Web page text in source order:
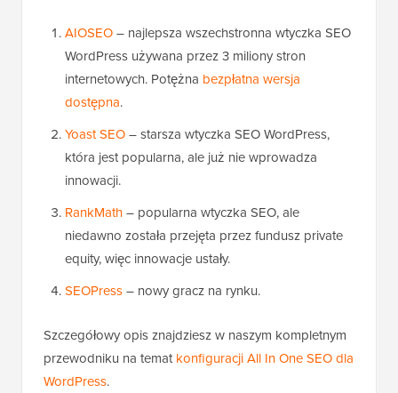
AIOSEO– najlepsza wszechstronna wtyczka SEO
WordPress używana przez 3 miliony stron
internetowych. Potężna bezpłatna wersja
dostępna.
Yoast SEO– starsza wtyczka SEO WordPress,
która jest popularna, ale już nie wprowadza
innowacji.
RankMath– popularna wtyczka SEO, ale
niedawno została przejęta przez fundusz private
equity, więc innowacje ustały.
SEOPress– nowy gracz na rynku.
Szczegółowy opis znajdziesz w naszym kompletnym
przewodniku na tematkonfiguracji All In One SEO dla
WordPress.